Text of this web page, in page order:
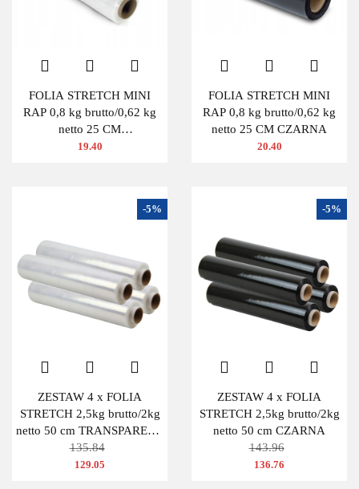
FOLIA STRETCH MINI
RAP 0,8 kg brutto/0,62 kg
netto 25 CM
TRANSPARENTNA
19.40
FOLIA STRETCH MINI
RAP 0,8 kg brutto/0,62 kg
netto 25 CM CZARNA
20.40
ZESTAW 4 x FOLIA
STRETCH 2,5kg brutto/2kg
netto 50 cm TRANSPARENT
BEZBARWNA
135.84
-5%
129.05
ZESTAW 4 x FOLIA
STRETCH 2,5kg brutto/2kg
netto 50 cm CZARNA
143.96
-5%
136.76